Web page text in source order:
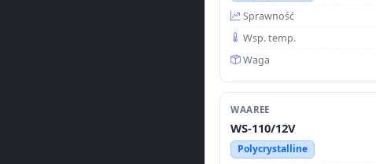
Sprawność
Wsp. temp.
Waga
WAAREE
WS-110/12V
Polycrystalline